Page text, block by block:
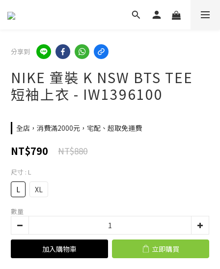
分享到
NIKE 童裝 K NSW BTS TEE
短袖上衣 - IW1396100
全店，消費滿2000元，宅配、超取免運費
NT$790 NT$880
尺寸 : L
L XL
數量
加入購物車 立即購買